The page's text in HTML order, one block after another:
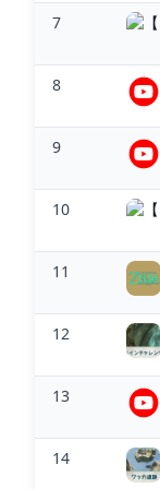
7
8
9
10
11
12
13
14